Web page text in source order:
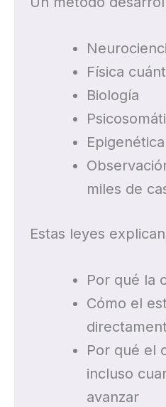
Física
Biología
Epigenética
miles de
Estas leyes
Por qué la
Cómo el
Por qué el
incluso
avanzar